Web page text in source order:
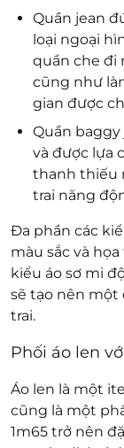
Quần jean
loại ngoại
quần che đi
cũng như
gian được
Quần
và được lựa
thanh thiếu
trai năng
Đa phần các
màu sắc và
kiểu áo sơ mi
sẽ tạo nên một
trai.
Phối áo len
Áo len là một
cũng là một
1m65 trở nên